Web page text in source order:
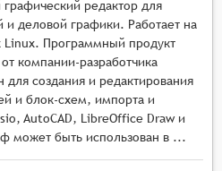
системы.
ПО должно иметь
результатов, чтобы
определенных
в системе.
должна обладать
отчётов и дашбордов,
результаты анализа и
редактор для
деловой графики. Работает на
Linux. Программный продукт
компании-разработчика
создания и редактирования
и блок-схем, импорта и
AutoCAD, LibreOffice Draw и
может быть использован в ...